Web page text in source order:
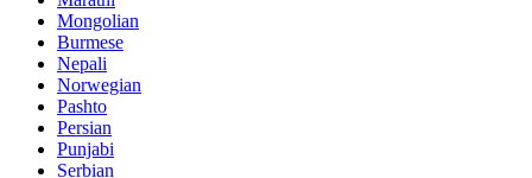
Mongolian
Burmese
Nepali
Norwegian
Pashto
Persian
Punjabi
Serbian